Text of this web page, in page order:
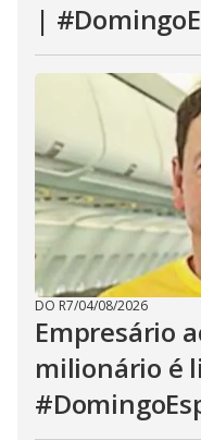
|
DO R7/04/08/2026
Empresário
milionário é